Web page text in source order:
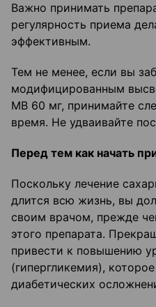
Важно принимать
регулярность приема
эффективным.
Тем не менее, если вы
модифицированным
МВ 60 мг, принимайте
время. Не удваивайте
Перед тем как начать
Поскольку лечение
длится всю жизнь, вы
своим врачом, прежде
этого препарата.
привести к повышению
(гипергликемия),
диабетических